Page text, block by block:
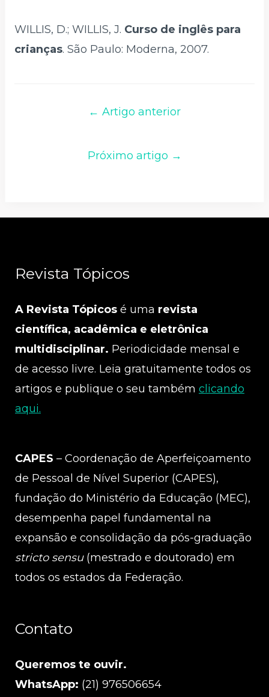
WILLIS, D.; WILLIS, J. Curso de inglês para
crianças. São Paulo: Moderna, 2007.
← Artigo anterior
Próximo artigo →
Revista Tópicos
A Revista Tópicos é uma revista
científica, acadêmica e eletrônica
multidisciplinar. Periodicidade mensal e
de acesso livre. Leia gratuitamente todos os
artigos e publique o seu também clicando
aqui.
CAPES – Coordenação de Aperfeiçoamento
de Pessoal de Nível Superior (CAPES),
fundação do Ministério da Educação (MEC),
desempenha papel fundamental na
expansão e consolidação da pós-graduação
stricto sensu(mestrado e doutorado) em
todos os estados da Federação.
Contato
Queremos te ouvir.
WhatsApp: (21) 976506654